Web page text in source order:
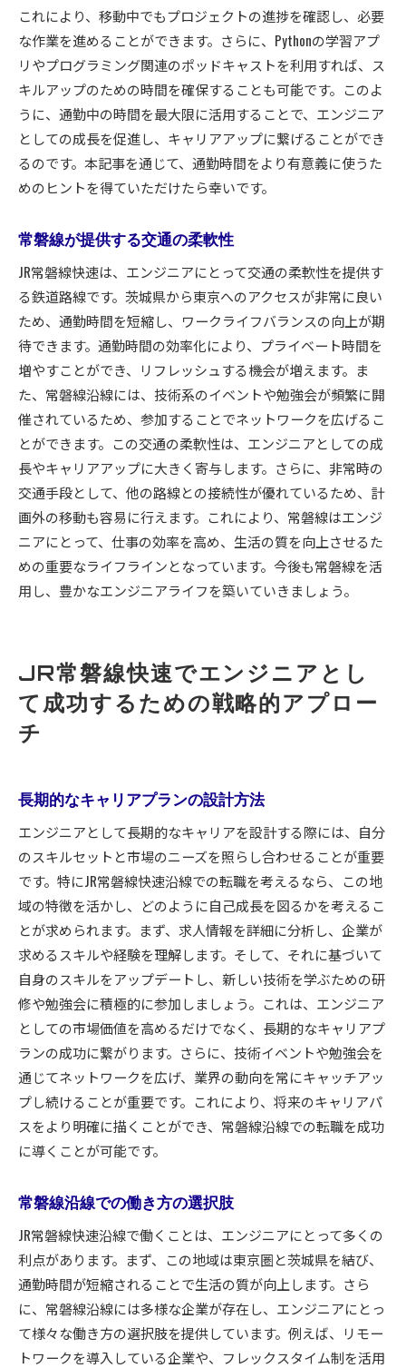
これにより、移動中でもプロジェクトの進捗を確認し、必要
な作業を進めることができます。さらに、Pythonの学習アプ
リやプログラミング関連のポッドキャストを利用すれば、ス
キルアップのための時間を確保することも可能です。このよ
うに、通勤中の時間を最大限に活用することで、エンジニア
としての成長を促進し、キャリアアップに繋げることができ
るのです。本記事を通じて、通勤時間をより有意義に使うた
めのヒントを得ていただけたら幸いです。
常磐線が提供する交通の柔軟性
JR常磐線快速は、エンジニアにとって交通の柔軟性を提供す
る鉄道路線です。茨城県から東京へのアクセスが非常に良い
ため、通勤時間を短縮し、ワークライフバランスの向上が期
待できます。通勤時間の効率化により、プライベート時間を
増やすことができ、リフレッシュする機会が増えます。ま
た、常磐線沿線には、技術系のイベントや勉強会が頻繁に開
催されているため、参加することでネットワークを広げるこ
とができます。この交通の柔軟性は、エンジニアとしての成
長やキャリアアップに大きく寄与します。さらに、非常時の
交通手段として、他の路線との接続性が優れているため、計
画外の移動も容易に行えます。これにより、常磐線はエンジ
ニアにとって、仕事の効率を高め、生活の質を向上させるた
めの重要なライフラインとなっています。今後も常磐線を活
用し、豊かなエンジニアライフを築いていきましょう。
JR常磐線快速でエンジニアとし
て成功するための戦略的アプロー
チ
長期的なキャリアプランの設計方法
エンジニアとして長期的なキャリアを設計する際には、自分
のスキルセットと市場のニーズを照らし合わせることが重要
です。特にJR常磐線快速沿線での転職を考えるなら、この地
域の特徴を活かし、どのように自己成長を図るかを考えるこ
とが求められます。まず、求人情報を詳細に分析し、企業が
求めるスキルや経験を理解します。そして、それに基づいて
自身のスキルをアップデートし、新しい技術を学ぶための研
修や勉強会に積極的に参加しましょう。これは、エンジニア
としての市場価値を高めるだけでなく、長期的なキャリアプ
ランの成功に繋がります。さらに、技術イベントや勉強会を
通じてネットワークを広げ、業界の動向を常にキャッチアッ
プし続けることが重要です。これにより、将来のキャリアパ
スをより明確に描くことができ、常磐線沿線での転職を成功
に導くことが可能です。
常磐線沿線での働き方の選択肢
JR常磐線快速沿線で働くことは、エンジニアにとって多くの
利点があります。まず、この地域は東京圏と茨城県を結び、
通勤時間が短縮されることで生活の質が向上します。さら
に、常磐線沿線には多様な企業が存在し、エンジニアにとっ
て様々な働き方の選択肢を提供しています。例えば、リモー
トワークを導入している企業や、フレックスタイム制を活用